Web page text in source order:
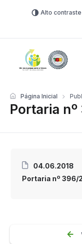
Alto contraste
Portaria
Página Inicial
04.06.2018
Portaria nº 396/